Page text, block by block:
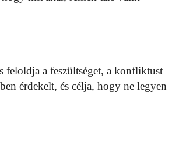
feloldja a feszültséget, a konfliktust
érdekelt, és célja, hogy ne legyen